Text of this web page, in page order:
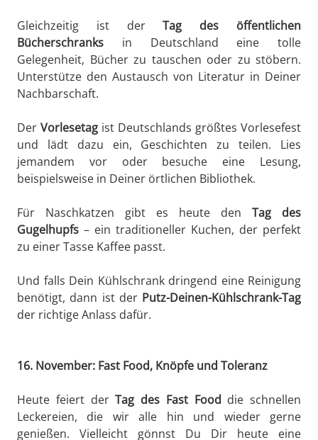
Gleichzeitig ist derTag des öffentlichen
Bücherschranks in Deutschland eine tolle
Gelegenheit, Bücher zu tauschen oder zu stöbern.
Unterstütze den Austausch von Literatur in Deiner
Nachbarschaft.
Der Vorlesetag ist Deutschlands größtes Vorlesefest
und lädt dazu ein, Geschichten zu teilen. Lies
jemandem vor oder besuche eine Lesung,
beispielsweise in Deiner örtlichen Bibliothek.
Für Naschkatzen gibt es heute den Tag des
Gugelhupfs – ein traditioneller Kuchen, der perfekt
zu einer Tasse Kaffee passt.
Und falls Dein Kühlschrank dringend eine Reinigung
benötigt, dann ist der Putz-Deinen-Kühlschrank-Tag
der richtige Anlass dafür.
16. November: Fast Food, Knöpfe und Toleranz
Heute feiert derTag des Fast Food die schnellen
Leckereien, die wir alle hin und wieder gerne
genießen. Vielleicht gönnst Du Dir heute eine